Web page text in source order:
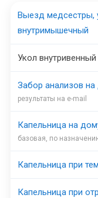
Выезд медсестры,
внутримышечный
Укол внутривенный
Забор анализов
результаты на e-mail
Капельница на
базовая, по
Капельница при
Капельница при